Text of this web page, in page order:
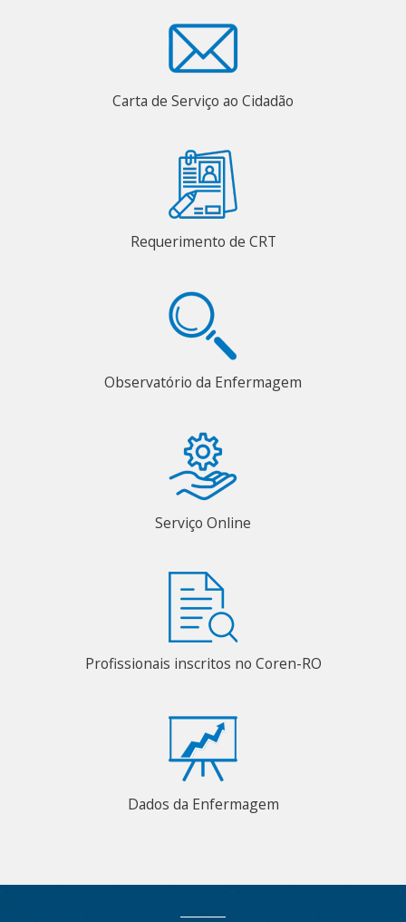
Carta de Serviço ao Cidadão
Requerimento de CRT
Observatório da Enfermagem
Serviço Online
Profissionais inscritos no Coren-RO
Dados da Enfermagem